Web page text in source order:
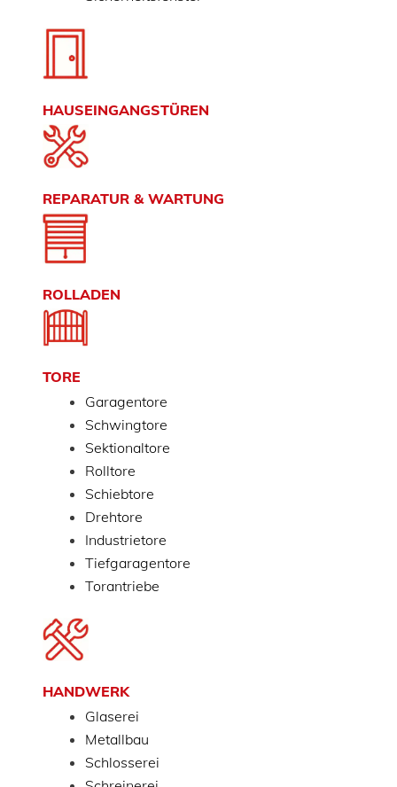
HAUSEINGANGSTÜREN
REPARATUR & WARTUNG
ROLLADEN
TORE
Garagentore
Schwingtore
Sektionaltore
Rolltore
Schiebtore
Drehtore
Industrietore
Tiefgaragentore
Torantriebe
HANDWERK
Glaserei
Metallbau
Schlosserei